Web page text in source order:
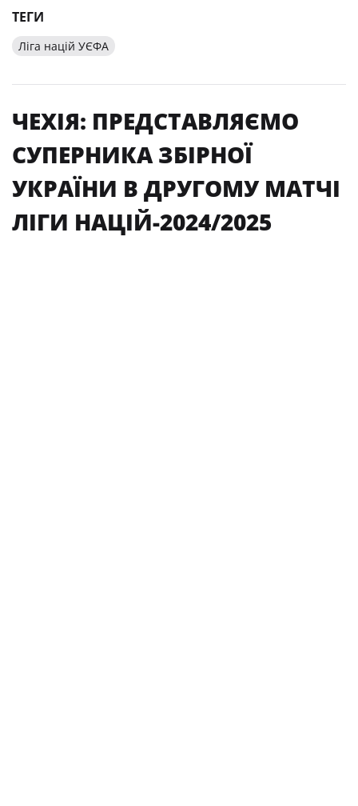
ТЕГИ
Ліга націй УЄФА
ЧЕХІЯ: ПРЕДСТАВЛЯЄМО
СУПЕРНИКА ЗБІРНОЇ
УКРАЇНИ В ДРУГОМУ МАТЧІ
ЛІГИ НАЦІЙ-2024/2025